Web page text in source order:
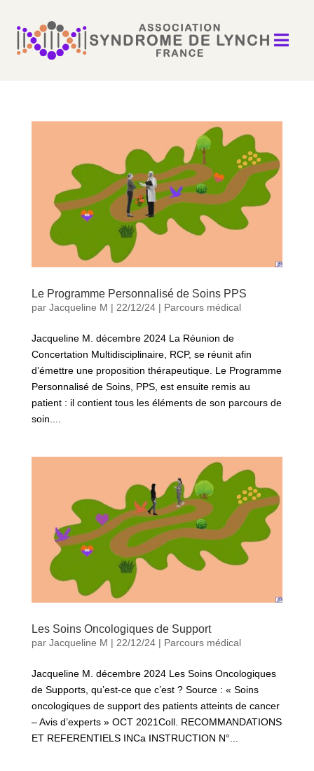

Le Programme Personnalisé de Soins PPS
par Jacqueline M | 22/12/24| Parcours médical
Jacqueline M. décembre 2024 La Réunion de
Concertation Multidisciplinaire, RCP, se réunit afin
d’émettre une proposition thérapeutique. Le Programme
Personnalisé de Soins, PPS, est ensuite remis au
patient : il contient tous les éléments de son parcours de
soin....
Les Soins Oncologiques de Support
par Jacqueline M | 22/12/24| Parcours médical
Jacqueline M. décembre 2024 Les Soins Oncologiques
de Supports, qu’est-ce que c’est ? Source : « Soins
oncologiques de support des patients atteints de cancer
– Avis d’experts » OCT 2021Coll. RECOMMANDATIONS
ET REFERENTIELS INCa INSTRUCTION N°...